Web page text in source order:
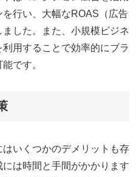
行い、大幅なROAS（広告
した。また、小規模ビジネ
用することで効率的にブラ
です。
いくつかのデメリットも存
は時間と手間がかかります